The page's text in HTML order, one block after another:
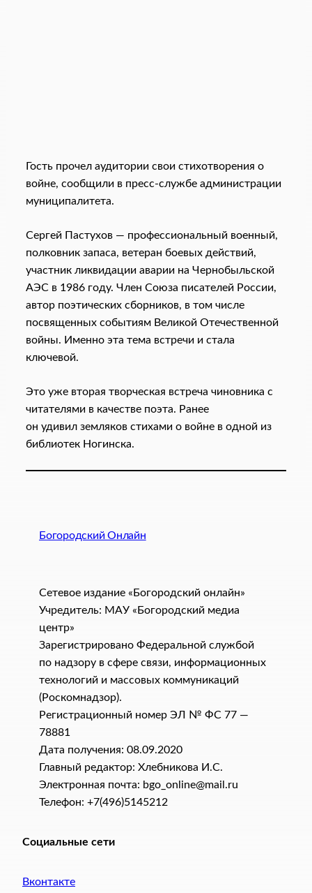
Гость прочел аудитории свои стихотворения о
войне, сообщили в пресс-службе администрации
муниципалитета.
Сергей Пастухов — профессиональный военный,
полковник запаса, ветеран боевых действий,
участник ликвидации аварии на Чернобыльской
АЭС в 1986 году. Член Союза писателей России,
автор поэтических сборников, в том числе
посвященных событиям Великой Отечественной
войны. Именно эта тема встречи и стала
ключевой.
Это уже вторая творческая встреча чиновника с
читателями в качестве поэта. Ранее
он удивил земляков стихами о войне в одной из
библиотек Ногинска.
Богородский Онлайн
Сетевое издание «Богородский онлайн»
Учредитель: МАУ «Богородский медиа
центр»
Зарегистрировано Федеральной службой
по надзору в сфере связи, информационных
технологий и массовых коммуникаций
(Роскомнадзор).
Регистрационный номер ЭЛ № ФС 77 —
78881
Дата получения: 08.09.2020
Главный редактор: Хлебникова И.C.
Электронная почта: bgo_online@mail.ru
Телефон: +7(496)5145212
Социальные сети
Вконтакте